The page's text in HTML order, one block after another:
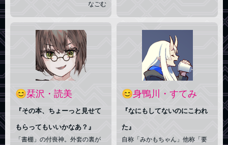
人を真摯に観察してきた彼女は
は、人の繁栄の理由を盗みと
り、一族に持ちかえり繁栄をも
たらすこと。その為には多くの
人を目にして学ぶ必要があるの
だ。なお、やつで自身はそんな
使命が与えられた自分はとても
賢いと思っているがわりとアホ
である。
なごむ
ンゴルの伝統衣装、デールに身
を包んでおり肌は余り露出した
がらない。
😊栞沢・読美
『その本、ちょーっと見せて
もらってもいいかなあ？』
「書棚」の付喪神。外套の裏が
😊身鴨川・すてみ
『なにもしてないのにこわれ
た』
自称「みかもちゃん」他称「要